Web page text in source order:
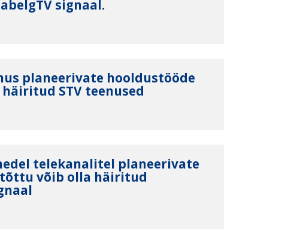
signaal.
planeerivate hooldustööde
STV teenused
telekanalitel planeerivate
võib olla häiritud